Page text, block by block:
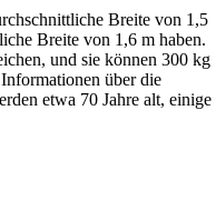
Breite von 1,5
Breite von 1,6 m haben.
und sie können 300 kg
über die
etwa 70 Jahre alt, einige